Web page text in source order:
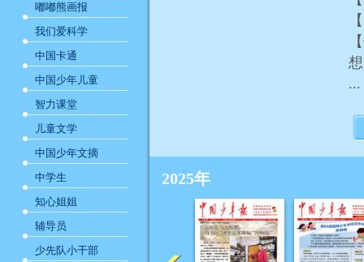
嘟嘟熊画报
我们爱科学
中国卡通
中国少年儿童
智力课堂
儿童文学
中国少年文摘
中学生
知心姐姐
辅导员
少先队小干部
...
2025年